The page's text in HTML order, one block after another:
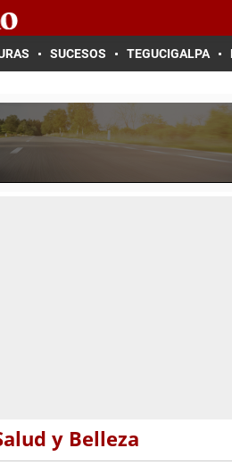
SUCESOS TEGUCIGALPA
y Belleza